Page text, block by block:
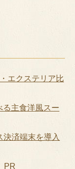
エクステリア比
る主食洋風スー
済端末を導入
PR